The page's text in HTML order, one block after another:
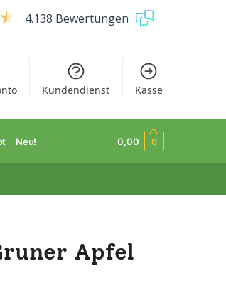
4.138 Bewertungen
Kundendienst Kasse
Neu! 0,00 0
Apfel